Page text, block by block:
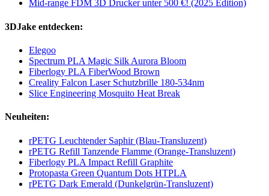
Mid-range FDM 3D Drucker unter 500 €! (2025 Edition)
3DJake entdecken:
Elegoo
Spectrum PLA Magic Silk Aurora Bloom
Fiberlogy PLA FiberWood Brown
Creality Falcon Laser Schutzbrille 180-534nm
Slice Engineering Mosquito Heat Break
Neuheiten:
rPETG Leuchtender Saphir (Blau-Transluzent)
rPETG Refill Tanzende Flamme (Orange-Transluzent)
Fiberlogy PLA Impact Refill Graphite
Protopasta Green Quantum Dots HTPLA
rPETG Dark Emerald (Dunkelgrün-Transluzent)